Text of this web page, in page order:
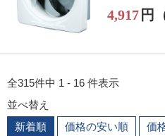
4,917 円
全315件中 1 - 16 件表示
並べ替え
新着順
価格の安い順 価